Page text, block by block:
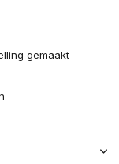
gemaakt